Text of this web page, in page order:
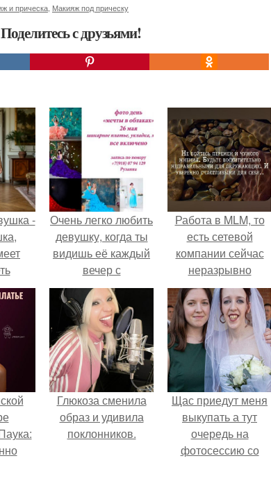
и прическа Макияж под прическу
с друзьями!
-
и
Очень легко любить
девушку, когда ты
видишь её каждый
вечер с
безупречнoй
укладкой и
макияжем.
Работа в MLM, то
есть сетевой
компании сейчас
неразрывно
связана с создание
своего контента,
своей страницы в
соц сетях.
Глюкоза сменила
образ и удивила
поклонников.
Щас приедут меня
выкупать а тут
очередь на
фотосессию со